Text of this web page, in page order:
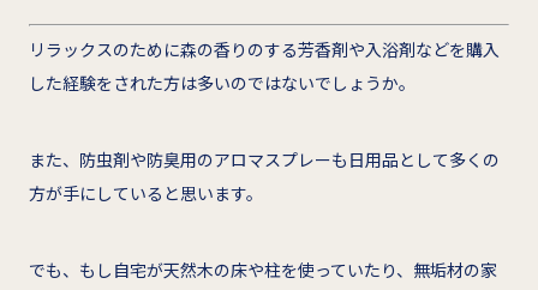
リラックスのために森の香りのする芳香剤や入浴剤などを購入
した経験をされた方は多いのではないでしょうか。
また、防虫剤や防臭用のアロマスプレーも日用品として多くの
方が手にしていると思います。
でも、もし自宅が天然木の床や柱を使っていたり、無垢材の家